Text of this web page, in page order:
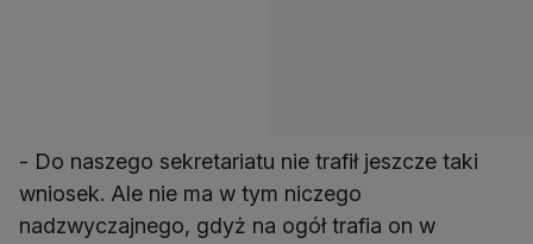
- Do naszego sekretariatu nie trafił jeszcze taki
wniosek. Ale nie ma w tym niczego
nadzwyczajnego, gdyż na ogół trafia on w